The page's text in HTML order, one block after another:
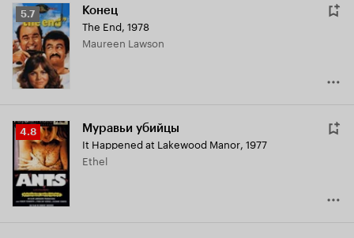
Рейтинг
Кинопоиска
5.7
5.7 Конец
The End, 1978
Maureen Lawson
Рейтинг
Кинопоиска
4.8
4.8 Муравьи убийцы
It Happened at Lakewood Manor, 1977
Ethel